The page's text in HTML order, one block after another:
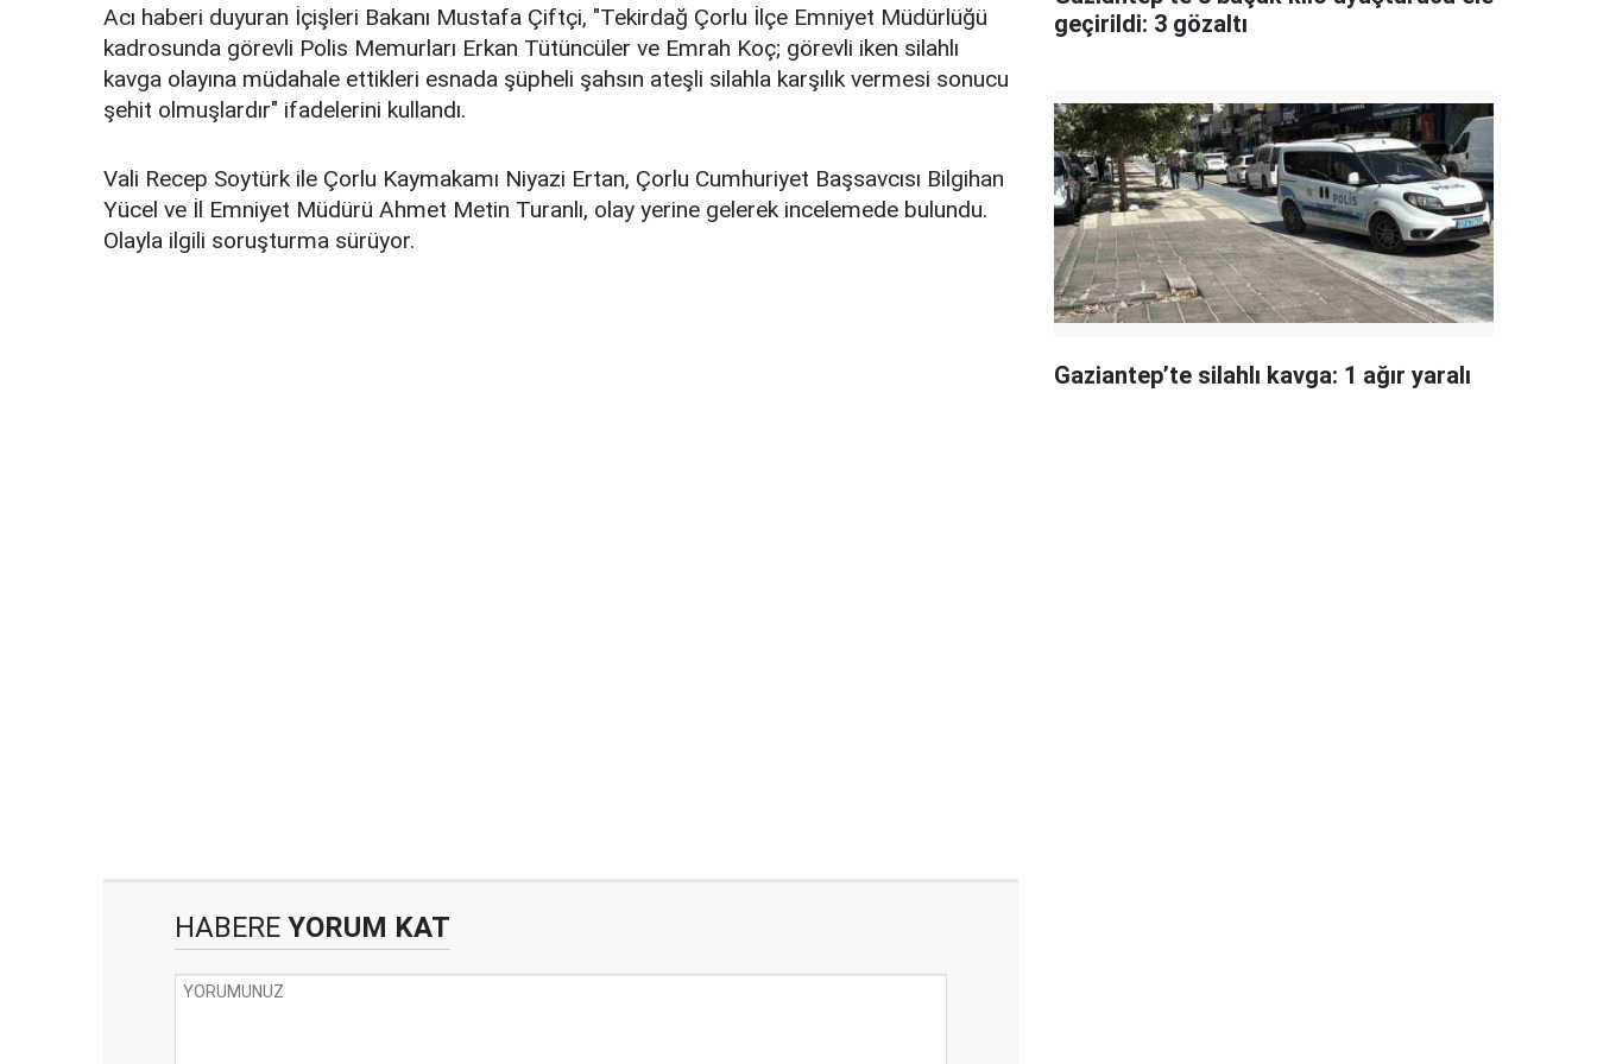
Acı haberi duyuran İçişleri Bakanı Mustafa Çiftçi, "Tekirdağ Çorlu İlçe Emniyet Müdürlüğü
kadrosunda görevli Polis Memurları Erkan Tütüncüler ve Emrah Koç; görevli iken silahlı
kavga olayına müdahale ettikleri esnada şüpheli şahsın ateşli silahla karşılık vermesi sonucu
şehit olmuşlardır" ifadelerini kullandı.
Vali Recep Soytürk ile Çorlu Kaymakamı Niyazi Ertan, Çorlu Cumhuriyet Başsavcısı Bilgihan
Yücel ve İl Emniyet Müdürü Ahmet Metin Turanlı, olay yerine gelerek incelemede bulundu.
Olayla ilgili soruşturma sürüyor.
HABERE YORUM KAT
geçirildi: 3 gözaltı
Gaziantep’te silahlı kavga: 1 ağır yaralı